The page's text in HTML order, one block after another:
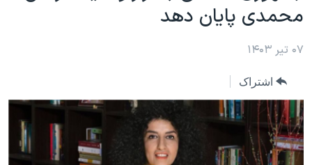
صفحه
جهش
جهان
ورزشی
ویدیوها
فرهنگ و زندگی
صفحه‌های ویژه
جام جهانی ۲۰۲۶
بایگانی برنامه‌های تلویزیونی
مستندها
فرکانس‌های صدای آمریکا
پخش رادیویی
یادگیری زبان انگلیسی
دنبال کنید
محمدی پایان دهد
۰۷ تیر ۱۴۰۳
اشتراک